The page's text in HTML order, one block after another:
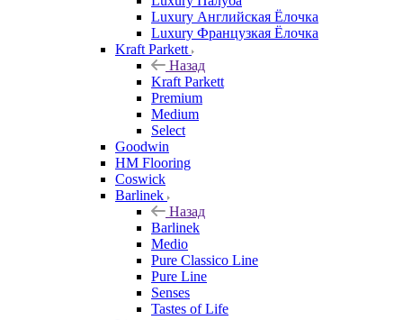
Luxury Английская Ёлочка
Luxury Французкая Ёлочка
Kraft Parkett
Назад
Kraft Parkett
Premium
Medium
Select
Goodwin
HM Flooring
Coswick
Barlinek
Назад
Barlinek
Medio
Pure Classico Line
Pure Line
Senses
Tastes of Life